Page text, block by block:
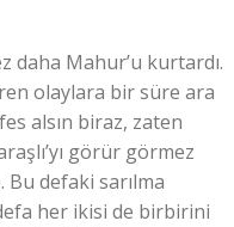
daha Mahur’u kurtardı.
olaylara bir süre ara
alsın biraz, zaten
görür görmez
Bu defaki sarılma
her ikisi de birbirini